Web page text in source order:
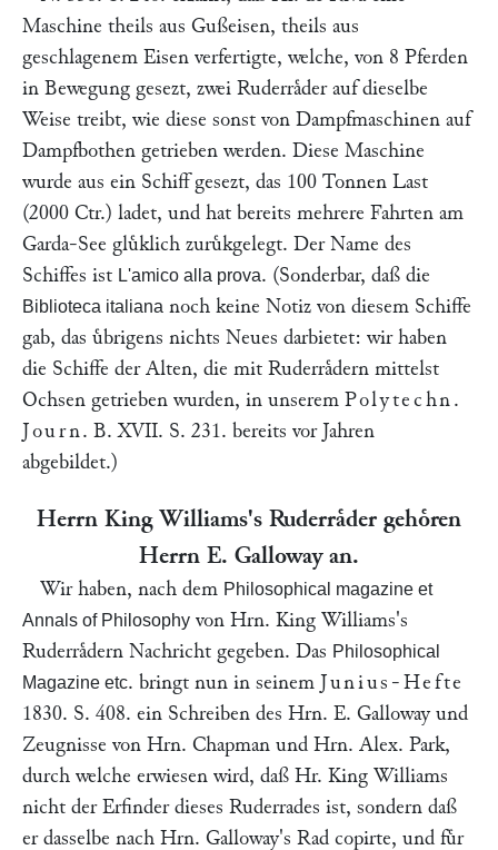
Maschine theils aus Gußeisen, theils aus
geschlagenem Eisen verfertigte, welche, von 8 Pferden
in Bewegung gesezt, zwei Ruderraͤder auf dieselbe
Weise treibt, wie diese sonst von Dampfmaschinen auf
Dampfbothen getrieben werden. Diese Maschine
wurde aus ein Schiff gesezt, das 100 Tonnen Last
(2000 Ctr.) ladet, und hat bereits mehrere Fahrten am
Garda-See gluͤklich zuruͤkgelegt. Der Name des
Schiffes ist L'amico alla prova. (Sonderbar, daß die
Biblioteca italiana noch keine Notiz von diesem Schiffe
gab, das uͤbrigens nichts Neues darbietet: wir haben
die Schiffe der Alten, die mit Ruderraͤdern mittelst
Ochsen getrieben wurden, in unserem Polytechn.
Journ.B. XVII. S. 231. bereits vor Jahren
abgebildet.)
Herrn King Williams's Ruderraͤder gehoͤren
Herrn E. Gallowayan.
Wir haben, nach dem Philosophical magazine et
Annals of Philosophy von Hrn. King Williams's
Ruderraͤdern Nachricht gegeben. Das Philosophical
Magazine etc. bringt nun in seinem Junius-Hefte
1830. S. 408. ein Schreiben des Hrn. E. Gallowayund
Zeugnisse von Hrn. Chapman und Hrn. Alex. Park,
durch welche erwiesen wird, daß Hr. King Williams
nicht der Erfinder dieses Ruderrades ist, sondern daß
er dasselbe nach Hrn. Galloway's Rad copirte, und fuͤr